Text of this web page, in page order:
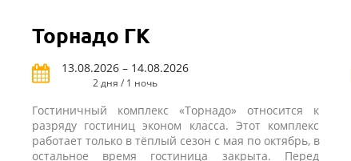
В 400 м от гостиницы находится общественный
пляж, оборудованный раздевалками, душевыми
кабинами, туалетами, зонтиками и лежаками,
которые можно взять напрокат за отдельную
Торнадо ГК
13.08.2026 – 14.08.2026
2 дня / 1 ночь
Гостиничный комплекс «Торнадо» относится к
разряду гостиниц эконом класса. Этот комплекс
работает только в тёплый сезон с мая по октябрь, в
остальное время гостиница закрыта. Перед